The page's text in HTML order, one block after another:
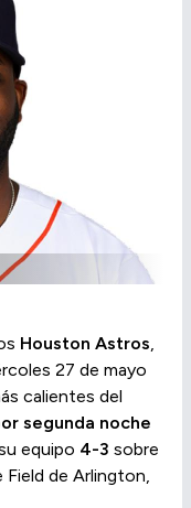
Houston Astros,
27 de mayo
calientes del
segunda noche
equipo 4-3 sobre
Field de Arlington,